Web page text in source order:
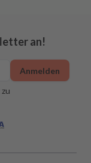
an!
zu
Anmelden